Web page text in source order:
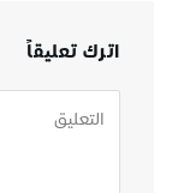
اترك تعليقاً